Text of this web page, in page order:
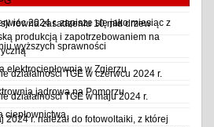
równa zasadzeniu 10 mld drzew
wyższych sprawności
elektrociepłownia w Zgierzu
jądrowa na Pomorzu
ciepłownictwa
2024 r. zapisze się jako miesiąc z
produkcją i zapotrzebowaniem na
działalności TGE w czerwcu 2024 r.
działalności TGE w maju 2024 r.
2024 r. należał do fotowoltaiki, z której